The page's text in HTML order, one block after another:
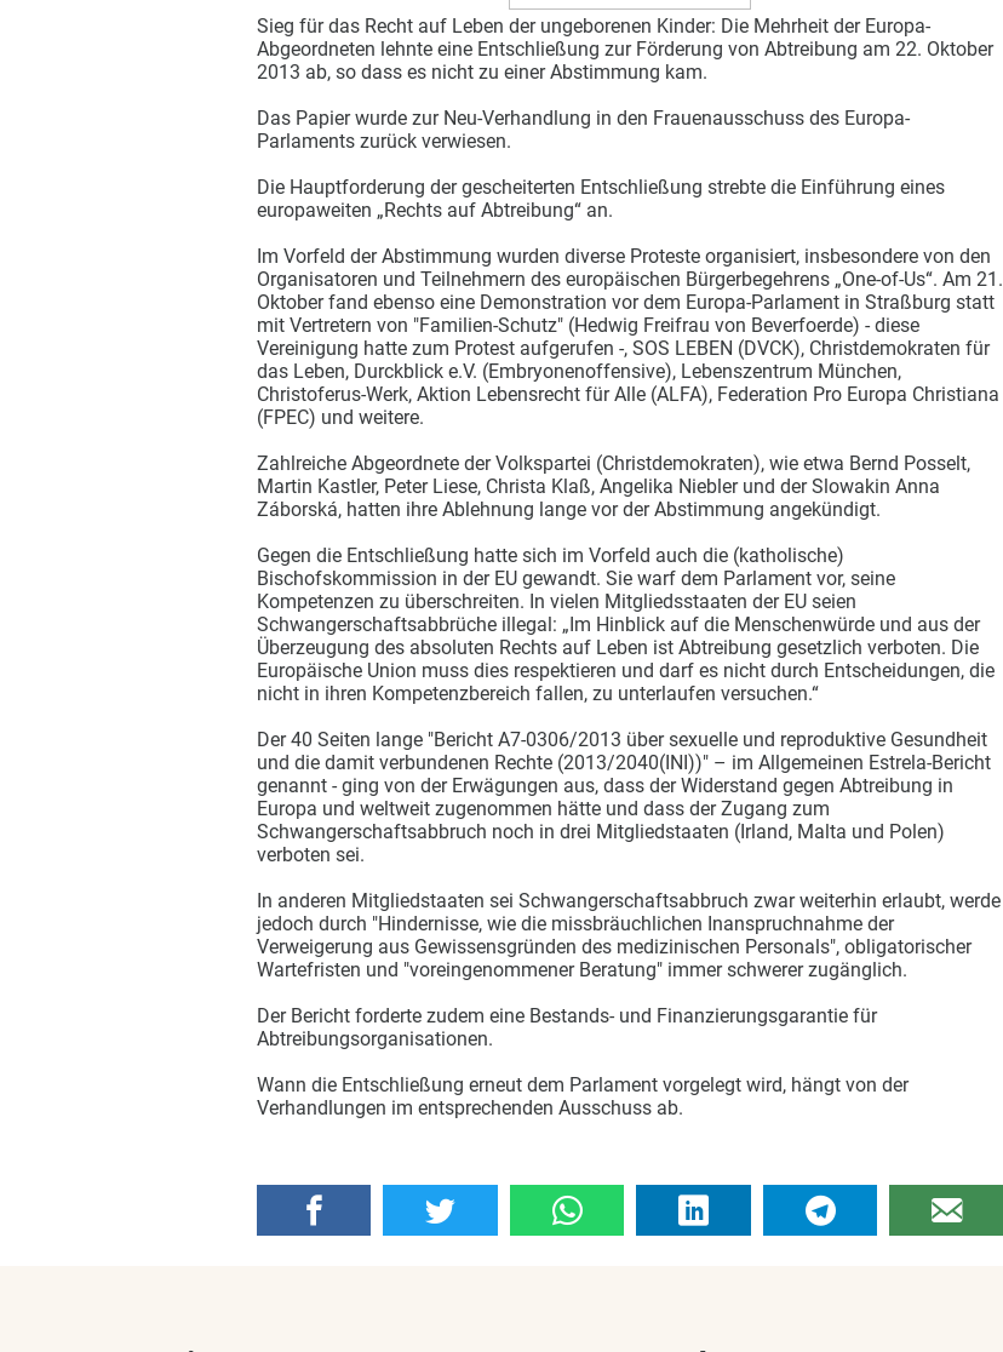
Sieg für das Recht auf Leben der ungeborenen Kinder: Die Mehrheit der Europa-
Abgeordneten lehnte eine Entschließung zur Förderung von Abtreibung am 22. Oktober
2013 ab, so dass es nicht zu einer Abstimmung kam.
Das Papier wurde zur Neu-Verhandlung in den Frauenausschuss des Europa-
Parlaments zurück verwiesen.
Die Hauptforderung der gescheiterten Entschließung strebte die Einführung eines
europaweiten „Rechts auf Abtreibung“ an.
Im Vorfeld der Abstimmung wurden diverse Proteste organisiert, insbesondere von den
Organisatoren und Teilnehmern des europäischen Bürgerbegehrens „One-of-Us“. Am 21.
Oktober fand ebenso eine Demonstration vor dem Europa-Parlament in Straßburg statt
mit Vertretern von "Familien-Schutz" (Hedwig Freifrau von Beverfoerde) - diese
Vereinigung hatte zum Protest aufgerufen -, SOS LEBEN (DVCK), Christdemokraten für
das Leben, Durckblick e.V. (Embryonenoffensive), Lebenszentrum München,
Christoferus-Werk, Aktion Lebensrecht für Alle (ALFA), Federation Pro Europa Christiana
(FPEC) und weitere.
Zahlreiche Abgeordnete der Volkspartei (Christdemokraten), wie etwa Bernd Posselt,
Martin Kastler, Peter Liese, Christa Klaß, Angelika Niebler und der Slowakin Anna
Záborská, hatten ihre Ablehnung lange vor der Abstimmung angekündigt.
Gegen die Entschließung hatte sich im Vorfeld auch die (katholische)
Bischofskommission in der EU gewandt. Sie warf dem Parlament vor, seine
Kompetenzen zu überschreiten. In vielen Mitgliedsstaaten der EU seien
Schwangerschaftsabbrüche illegal: „Im Hinblick auf die Menschenwürde und aus der
Überzeugung des absoluten Rechts auf Leben ist Abtreibung gesetzlich verboten. Die
Europäische Union muss dies respektieren und darf es nicht durch Entscheidungen, die
nicht in ihren Kompetenzbereich fallen, zu unterlaufen versuchen.“
Der 40 Seiten lange "Bericht A7-0306/2013 über sexuelle und reproduktive Gesundheit
und die damit verbundenen Rechte (2013/2040(INI))" – im Allgemeinen Estrela-Bericht
genannt - ging von der Erwägungen aus, dass der Widerstand gegen Abtreibung in
Europa und weltweit zugenommen hätte und dass der Zugang zum
Schwangerschaftsabbruch noch in drei Mitgliedstaaten (Irland, Malta und Polen)
verboten sei.
In anderen Mitgliedstaaten sei Schwangerschaftsabbruch zwar weiterhin erlaubt, werde
jedoch durch "Hindernisse, wie die missbräuchlichen Inanspruchnahme der
Verweigerung aus Gewissensgründen des medizinischen Personals", obligatorischer
Wartefristen und "voreingenommener Beratung" immer schwerer zugänglich.
Der Bericht forderte zudem eine Bestands- und Finanzierungsgarantie für
Abtreibungsorganisationen.
Wann die Entschließung erneut dem Parlament vorgelegt wird, hängt von der
Verhandlungen im entsprechenden Ausschuss ab.